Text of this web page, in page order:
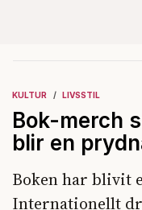
KULTUR LIVSSTIL
Bok-merch
blir en
Boken har blivit
Internationellt